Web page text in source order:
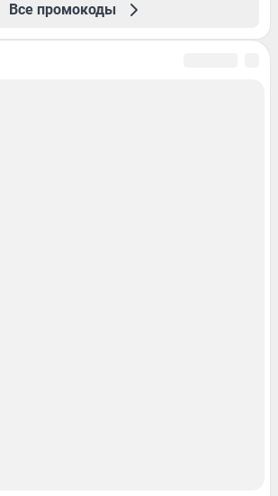
Все промокоды